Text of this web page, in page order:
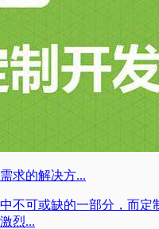
求的解决方...
不可或缺的一部分，而定
烈...